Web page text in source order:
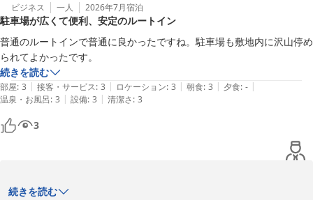
ご不便、ご心配をおかけいたしましたこと、深くお詫び申し上げま
す。快適にお過ごしいただくべきところ、お客様のご期待に沿え
ず、誠に申し訳ございませんでした。
頂戴いたしましたご意見を真摯に受け止め、早急にシャワー設備の
点検を行い、改善に努めてまいる所存でございます。お客様が安心
して快適にご利用いただけますよう、再発防止に尽力いたします。
この度のご滞在ではご迷惑をおかけいたしましたが、お客様にまた
お選びいただけますよう、今後もサービスの向上に誠心誠意努めて
ビジネス 一人 2026年7月宿泊
駐車場が広くて便利、安定のルートイン
普通のルートインで普通に良かったですね。駐車場も敷地内に沢山停め
られてよかったです。
続きを読む
部屋: 3 | 接客・サービス: 3 | ロケーション: 3 | 朝食: 3 | 夕食: - |
温泉・お風呂: 3 | 設備: 3 | 清潔さ: 3
3
この度はホテルルートイン弘前城東にご宿泊いただきまして
続きを読む